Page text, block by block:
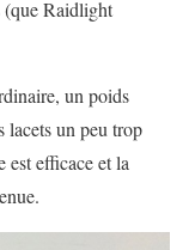
(que Raidlight
un poids
lacets un peu trop
est efficace et la